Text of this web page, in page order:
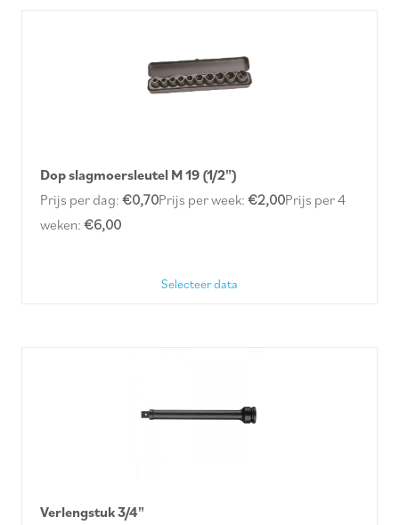
Dop slagmoersleutel M 19 (1/2")
Prijs per dag: €0,70Prijs per week: €2,00Prijs per 4
weken: €6,00
Selecteer data
Verlengstuk 3/4"